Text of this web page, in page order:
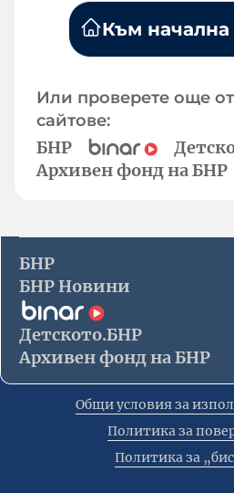
Към начална
Или проверете още
сайтове:
БНР
Архивен фонд на БНР
БНР
БНР Новини
Детското.БНР
Архивен фонд на БНР
Общи условия за
Политика за
Политика за